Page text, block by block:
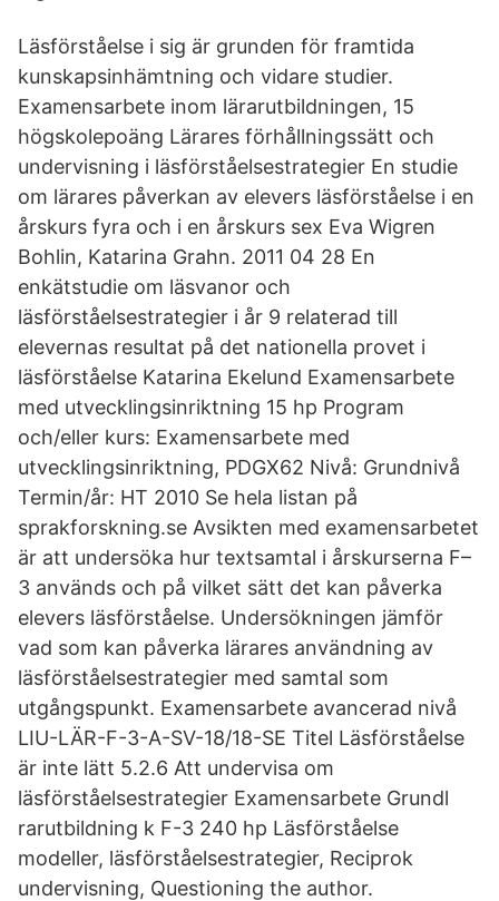
Läsförståelse i sig är grunden för framtida
kunskapsinhämtning och vidare studier.
Examensarbete inom lärarutbildningen, 15
högskolepoäng Lärares förhållningssätt och
undervisning i läsförståelsestrategier En studie
om lärares påverkan av elevers läsförståelse i en
årskurs fyra och i en årskurs sex Eva Wigren
Bohlin, Katarina Grahn. 2011 04 28 En
enkätstudie om läsvanor och
läsförståelsestrategier i år 9 relaterad till
elevernas resultat på det nationella provet i
läsförståelse Katarina Ekelund Examensarbete
med utvecklingsinriktning 15 hp Program
och/eller kurs: Examensarbete med
utvecklingsinriktning, PDGX62 Nivå: Grundnivå
Termin/år: HT 2010 Se hela listan på
sprakforskning.se Avsikten med examensarbetet
är att undersöka hur textsamtal i årskurserna F–
3 används och på vilket sätt det kan påverka
elevers läsförståelse. Undersökningen jämför
vad som kan påverka lärares användning av
läsförståelsestrategier med samtal som
utgångspunkt. Examensarbete avancerad nivå
LIU-LÄR-F-3-A-SV-18/18-SE Titel Läsförståelse
är inte lätt 5.2.6 Att undervisa om
läsförståelsestrategier Examensarbete Grundl
rarutbildning k F-3 240 hp Läsförståelse
modeller, läsförståelsestrategier, Reciprok
undervisning, Questioning the author.